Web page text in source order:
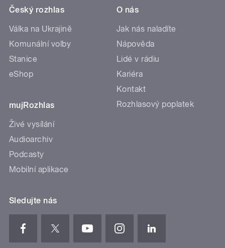
Český rozhlas
Válka na Ukrajině
Komunální volby
Stanice
eShop
mujRozhlas
Živé vysílání
Audioarchiv
Podcasty
Mobilní aplikace
O nás
Jak nás naladíte
Nápověda
Lidé v rádiu
Kariéra
Kontakt
Rozhlasový poplatek
Sledujte nás